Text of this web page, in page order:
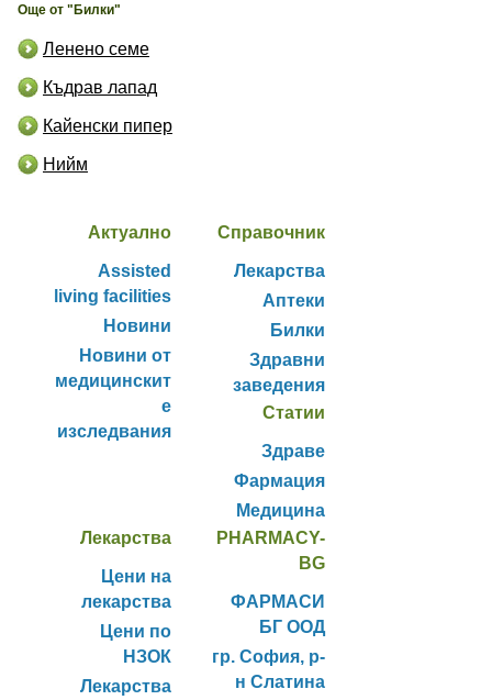
Още от "Билки"
Ленено семе
Къдрав лапад
Кайенски пипер
Нийм
Актуално
Assisted
living facilities
Новини
Новини от
медицинскит
е
изследвания
Справочник
Лекарства
Аптеки
Билки
Здравни
заведения
Статии
Здраве
Фармация
Медицина
Лекарства
Цени на
лекарства
Цени по
НЗОК
Лекарства
PHARMACY-
BG
ФАРМАСИ
БГ ООД
гр. София, р-
н Слатина